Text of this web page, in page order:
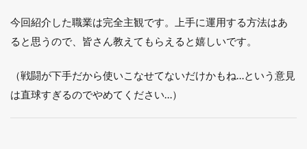
今回紹介した職業は完全主観です。上手に運用する方法はあ
ると思うので、皆さん教えてもらえると嬉しいです。
（戦闘が下手だから使いこなせてないだけかもね…という意見
は直球すぎるのでやめてください…）